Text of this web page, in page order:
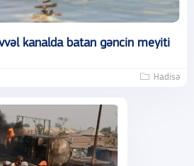
kanalda batan gəncin meyiti
Hadisə